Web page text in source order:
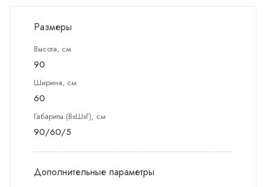
Размеры
Высота, см
90
Ширина, см
60
Габариты (ВхШхГ), см
90/60/5
Дополнительные параметры